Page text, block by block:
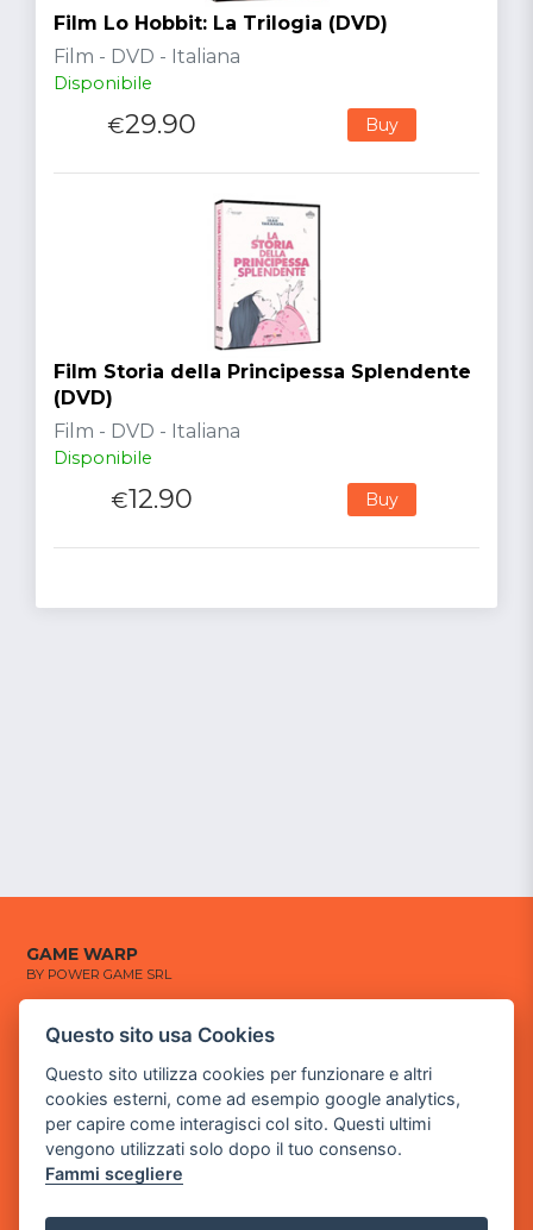
Film Lo Hobbit: La Trilogia (DVD)
Film - DVD - Italiana
Disponibile
€29.90 Buy
Film Storia della Principessa Splendente
(DVD)
Film - DVD - Italiana
Disponibile
€12.90 Buy
GAME WARP
BY POWER GAME SRL
Sede Legale
- 25014 Castenedolo, Brescia
Sede Operativa
via Industriale, 2 - 25082 Botticino, BS
Cod. SDI: USAL8PV
Questo sito usa Cookies
Questo sito utilizza cookies per funzionare e altri
cookies esterni, come ad esempio google analytics,
per capire come interagisci col sito. Questi ultimi
vengono utilizzati solo dopo il tuo consenso.
Fammi scegliere